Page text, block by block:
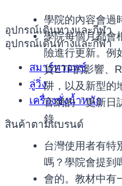
อุปกรณ์เดินทางและกีฬา
อุปกรณ์เดินทางและกีฬา
สมาร์ทวอทช์
ลู่วิ่ง
เครื่องชั่งน้ำหนัก
สินค้าตามแบรนด์
學院的內容會過
學院每個月都會
險進行更新。例
貨ETF的影響、
阱，以及新型的
官網的「更新日
錄。
台灣使用者有特
嗎？學院會提到
會的。教材中有